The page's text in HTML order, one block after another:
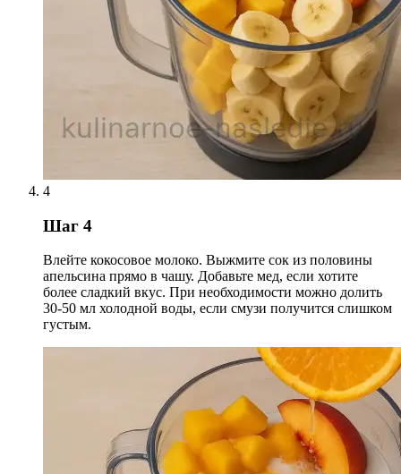
4
Шаг 4
Влейте кокосовое молоко. Выжмите сок из половины
апельсина прямо в чашу. Добавьте мед, если хотите
более сладкий вкус. При необходимости можно долить
30-50 мл холодной воды, если смузи получится слишком
густым.